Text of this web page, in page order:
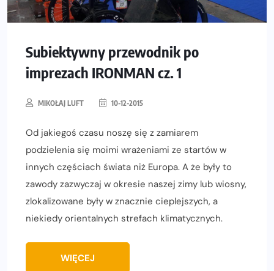
Subiektywny przewodnik po
imprezach IRONMAN cz. 1
MIKOŁAJ LUFT 10-12-2015
Od jakiegoś czasu noszę się z zamiarem
podzielenia się moimi wrażeniami ze startów w
innych częściach świata niż Europa. A że były to
zawody zazwyczaj w okresie naszej zimy lub wiosny,
zlokalizowane były w znacznie cieplejszych, a
niekiedy orientalnych strefach klimatycznych.
WIĘCEJ